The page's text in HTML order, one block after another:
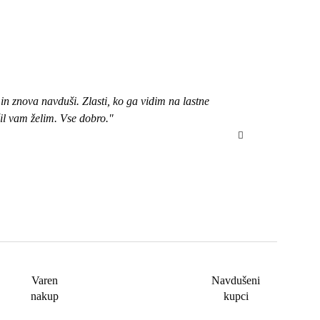
znova navduši. Zlasti, ko ga vidim na lastne
vam želim. Vse dobro."
Varen
nakup
Navdušeni
kupci